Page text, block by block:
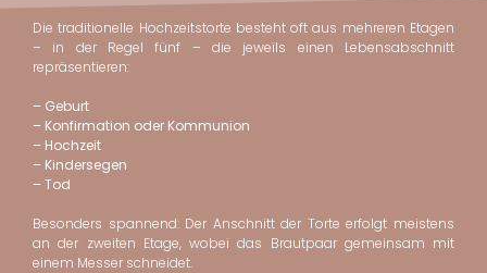
Die traditionelle Hochzeitstorte besteht oft aus mehreren Etagen
– in der Regel fünf – die jeweils einen Lebensabschnitt
repräsentieren:
– Geburt
– Konfirmation oder Kommunion
– Hochzeit
– Kindersegen
– Tod
Besonders spannend: Der Anschnitt der Torte erfolgt meistens
an der zweiten Etage, wobei das Brautpaar gemeinsam mit
einem Messer schneidet.